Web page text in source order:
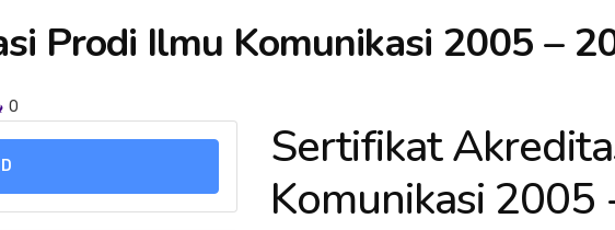
Prodi Ilmu Komunikasi 2005 –
0
Sertifikat
Komunikasi